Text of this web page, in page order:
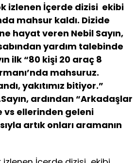
izlenen İçerde dizisi ekibi
mahsur kaldı. Dizide
hayat veren Nebil Sayın,
yardım talebinde
ilk “80 kişi 20 araç 8
mahsuruz.
yakıtımız bitiyor.”
ardından “Arkadaşlar
vs ellerinden geleni
artık onları aramanın